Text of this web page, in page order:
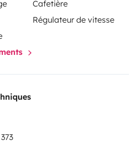
. Laplaca solar
, aportanautonomía,
perfecta
Cafetière
Régulateur de vitesse